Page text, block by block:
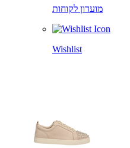
מועדון לקוחות
Wishlist